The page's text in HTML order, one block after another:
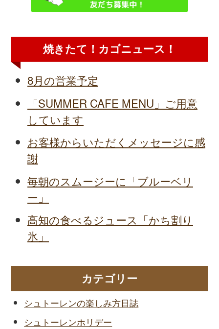
焼きたて！カゴニュース！
8月の営業予定
「SUMMER CAFE MENU」ご用意
しています
お客様からいただくメッセージに感
謝
毎朝のスムージーに「ブルーベリ
ー」
高知の食べるジュース「かち割り
氷」
カテゴリー
シュトーレンの楽しみ方日誌
シュトーレンホリデー